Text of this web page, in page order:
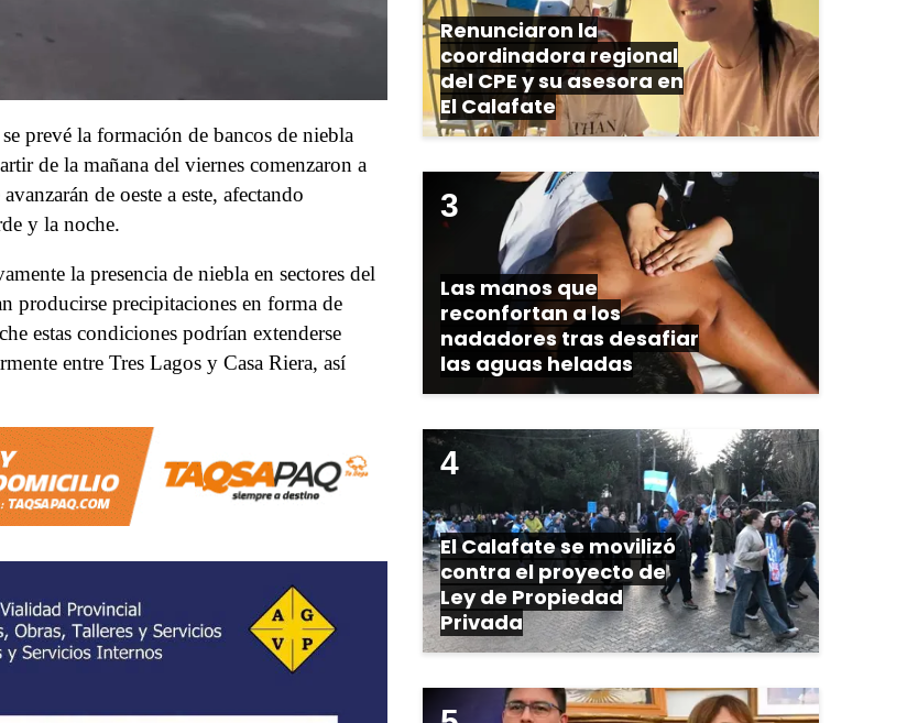
se prevé la formación de bancos de niebla
de la mañana del viernes comenzaron a
de oeste a este, afectando
y la noche.
la presencia de niebla en sectores del
producirse precipitaciones en forma de
estas condiciones podrían extenderse
entre Tres Lagos y Casa Riera, así
Renunciaron la
coordinadora regional
del CPE y su asesora en
El Calafate
Las manos que
reconfortan a los
nadadores tras desafiar
las aguas heladas
El Calafate se movilizó
contra el proyecto de
Ley de Propiedad
Privada